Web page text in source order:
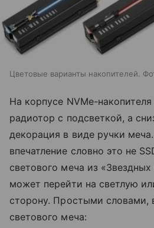
Цветовые варианты накопителей.
На корпусе NVMe-
радиотор с подсветкой, а
декорация в виде ручки
впечатление словно это не
светового меча из
может перейти на светлую
сторону. Простыми словами,
светового меча: